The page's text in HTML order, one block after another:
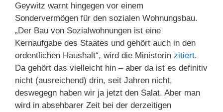
Geywitz warnt hingegen vor einem
Sondervermögen für den sozialen Wohnungsbau.
„Der Bau von Sozialwohnungen ist eine
Kernaufgabe des Staates und gehört auch in den
ordentlichen Haushalt“, wird die Ministerin zitiert.
Da gehört das vielleicht hin – aber da ist es definitiv
nicht (ausreichend) drin, seit Jahren nicht,
deswegegn haben wir ja jetzt den Salat. Aber man
wird in absehbarer Zeit bei der derzeitigen